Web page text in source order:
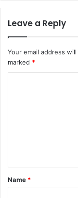
Leave a Reply
Your email address
marked *
Name *